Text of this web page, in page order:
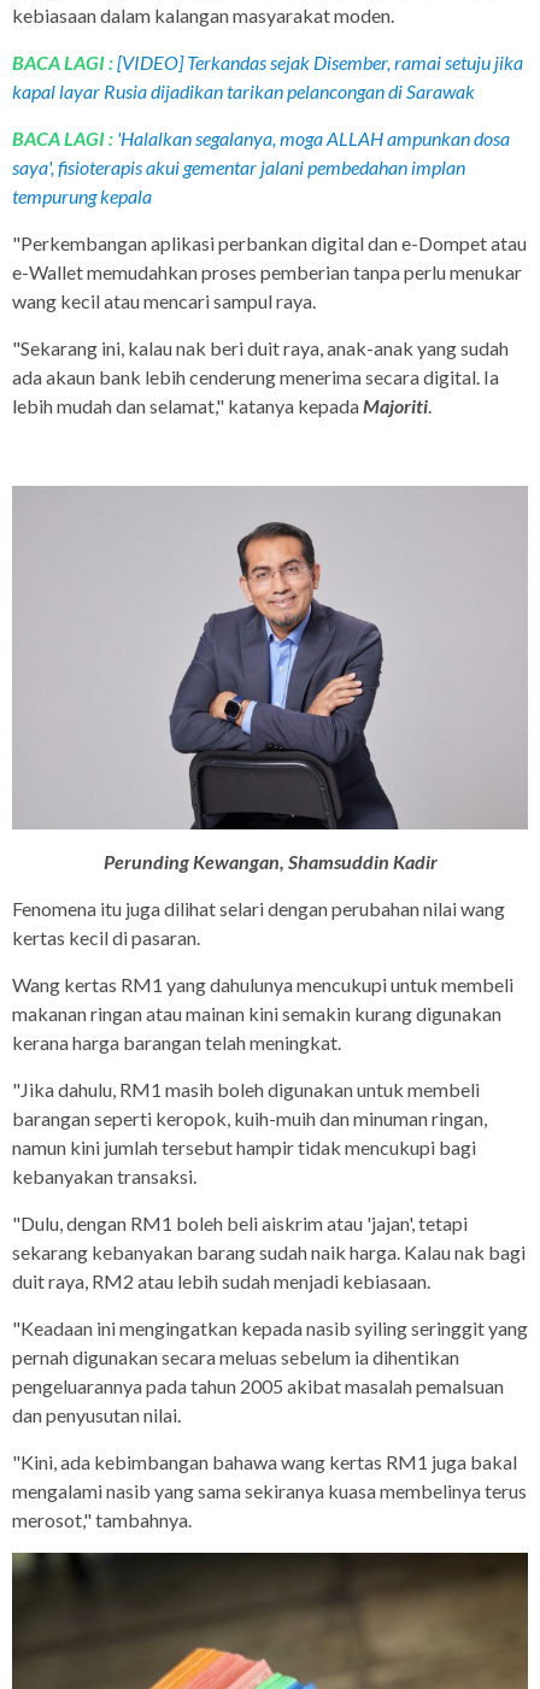
kebiasaan dalam kalangan masyarakat moden.
BACA LAGI :[VIDEO] Terkandas sejak Disember, ramai setuju jika
kapal layar Rusia dijadikan tarikan pelancongan di Sarawak
BACA LAGI : 'Halalkan segalanya, moga ALLAH ampunkan dosa
saya', fisioterapis akui gementar jalani pembedahan implan
tempurung kepala
"Perkembangan aplikasi perbankan digital dan e-Dompet atau
e-Wallet memudahkan proses pemberian tanpa perlu menukar
wang kecil atau mencari sampul raya.
"Sekarang ini, kalau nak beri duit raya, anak-anak yang sudah
ada akaun bank lebih cenderung menerima secara digital. Ia
lebih mudah dan selamat," katanya kepadaMajoriti.
Perunding Kewangan, Shamsuddin Kadir
Fenomena itu juga dilihat selari dengan perubahan nilai wang
kertas kecil di pasaran.
Wang kertas RM1 yang dahulunya mencukupi untuk membeli
makanan ringan atau mainan kini semakin kurang digunakan
kerana harga barangan telah meningkat.
"Jika dahulu, RM1 masih boleh digunakan untuk membeli
barangan seperti keropok, kuih-muih dan minuman ringan,
namun kini jumlah tersebut hampir tidak mencukupi bagi
kebanyakan transaksi.
"Dulu, dengan RM1 boleh beli aiskrim atau 'jajan', tetapi
sekarang kebanyakan barang sudah naik harga. Kalau nak bagi
duit raya, RM2 atau lebih sudah menjadi kebiasaan.
"Keadaan ini mengingatkan kepada nasib syiling seringgit yang
pernah digunakan secara meluas sebelum ia dihentikan
pengeluarannya pada tahun 2005 akibat masalah pemalsuan
dan penyusutan nilai.
"Kini, ada kebimbangan bahawa wang kertas RM1 juga bakal
mengalami nasib yang sama sekiranya kuasa membelinya terus
merosot," tambahnya.